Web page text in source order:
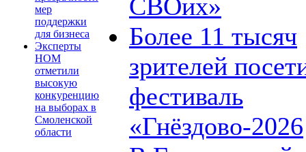
мер
поддержки
для бизнеса
Эксперты
НОМ
отметили
высокую
конкуренцию
на выборах в
Смоленской
области
СВОих»
Более 11 тысяч
зрителей
фестиваль
«Гнёздово-2026